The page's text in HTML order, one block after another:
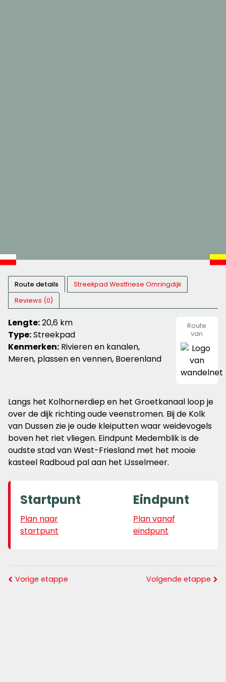
Route details
Streekpad Westfriese Omringdijk
Reviews (0)
Lengte:20,6 km
Type:Streekpad
Kenmerken: Rivieren en kanalen,
Meren, plassen en vennen, Boerenland
Route
van
Langs het Kolhornerdiep en het Groetkanaal loop je
over de dijk richting oude veenstromen. Bij de Kolk
van Dussen zie je oude kleiputten waar weidevogels
boven het riet vliegen. Eindpunt Medemblik is de
oudste stad van West-Friesland met het mooie
kasteel Radboud pal aan het IJsselmeer.
Startpunt
Plan naar
startpunt
Eindpunt
Plan vanaf
eindpunt
Vorige etappe Volgende etappe